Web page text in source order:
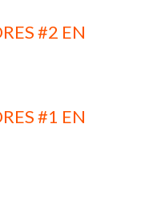
#2 EN
#1 EN